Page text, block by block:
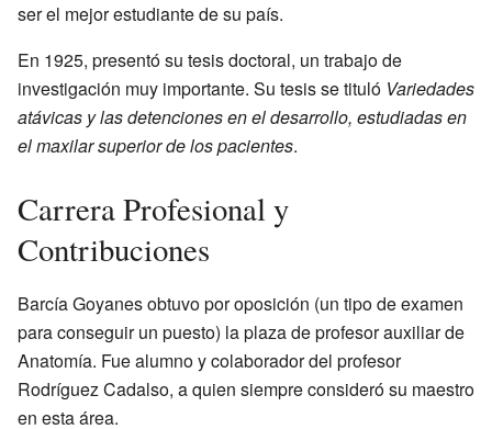
ser el mejor estudiante de su país.
En 1925, presentó su tesis doctoral, un trabajo de
investigación muy importante. Su tesis se tituló Variedades
atávicas y las detenciones en el desarrollo, estudiadas en
el maxilar superior de los pacientes.
Carrera Profesional y
Contribuciones
Barcía Goyanes obtuvo por oposición (un tipo de examen
para conseguir un puesto) la plaza de profesor auxiliar de
Anatomía. Fue alumno y colaborador del profesor
Rodríguez Cadalso, a quien siempre consideró su maestro
en esta área.